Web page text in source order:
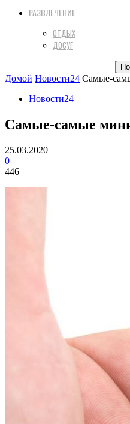
РАЗВЛЕЧЕНИЕ
ОТДЫХ
ДОСУГ
Домой Новости24 Самые-
Новости24
Самые-самые
25.03.2020
0
446